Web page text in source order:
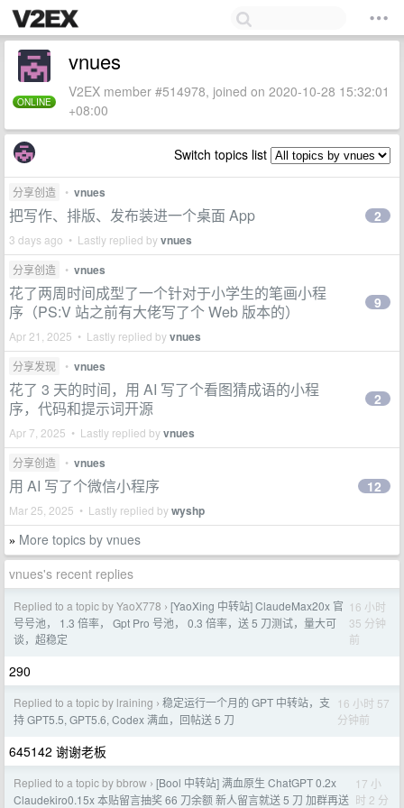
ONLINE
vnues
V2EX member #514978, joined on 2020-10-28 15:32:01
+08:00
Switch topics list
分享创造 • vnues
把写作、排版、发布装进一个桌面 App
3 days ago • Lastly replied byvnues
2
分享创造 • vnues
花了两周时间成型了一个针对于小学生的笔画小程
序（PS:V 站之前有大佬写了个 Web 版本的）
Apr 21, 2025 • Lastly replied byvnues
9
分享发现 • vnues
花了 3 天的时间，用 AI 写了个看图猜成语的小程
序，代码和提示词开源
Apr 7, 2025 • Lastly replied byvnues
2
分享创造 • vnues
用 AI 写了个微信小程序
Mar 25, 2025 • Lastly replied bywyshp
12
» More topics by vnues
vnues's recent replies
Replied to a topic by YaoX778 › [YaoXing 中转站] ClaudeMax20x 官
号号池， 1.3 倍率， Gpt Pro 号池， 0.3 倍率，送 5 刀测试，量大可
谈，超稳定
16 小时
35 分钟
前
290
Replied to a topic by lraining › 稳定运行一个月的 GPT 中转站，支
持 GPT5.5, GPT5.6, Codex 满血，回帖送 5 刀
16 小时 57
分钟前
645142 谢谢老板
Replied to a topic by bbrow › [Bool 中转站] 满血原生 ChatGPT 0.2x
Claudekiro0.15x 本贴留言抽奖 66 刀余额 新人留言就送 5 刀 加群再送
17 小
时 2 分